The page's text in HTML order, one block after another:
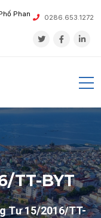
Phan
0286.653.1272
TT-BYT
Tư 15/2016/TT-